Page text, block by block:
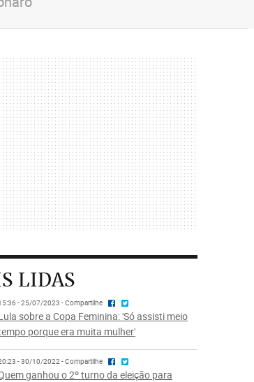
LIDAS
- 25/07/2023 - Compartilhe
sobre a Copa Feminina: 'Só assisti meio
porque era muita mulher'
- 30/10/2022 - Compartilhe
ganhou o 2º turno da eleição para